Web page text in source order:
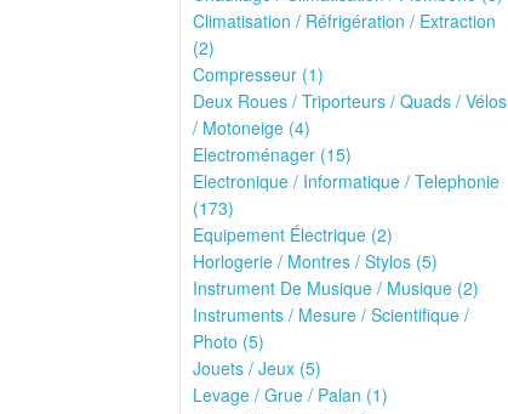
Climatisation / Réfrigération / Extraction
(2)
Compresseur (1)
Deux Roues / Triporteurs / Quads / Vélos
/ Motoneige (4)
Electroménager (15)
Electronique / Informatique / Telephonie
(173)
Equipement Électrique (2)
Horlogerie / Montres / Stylos (5)
Instrument De Musique / Musique (2)
Instruments / Mesure / Scientifique /
Photo (5)
Jouets / Jeux (5)
Levage / Grue / Palan (1)